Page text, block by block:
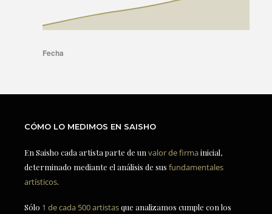
CÓMO LO MEDIMOS EN SAISHO
En Saisho cada artista parte de un valor de firmainicial,
determinado mediante el análisis de sus fundamentales
artísticos.
Sólo 1 de cada 500 artistasque analizamos cumple con los